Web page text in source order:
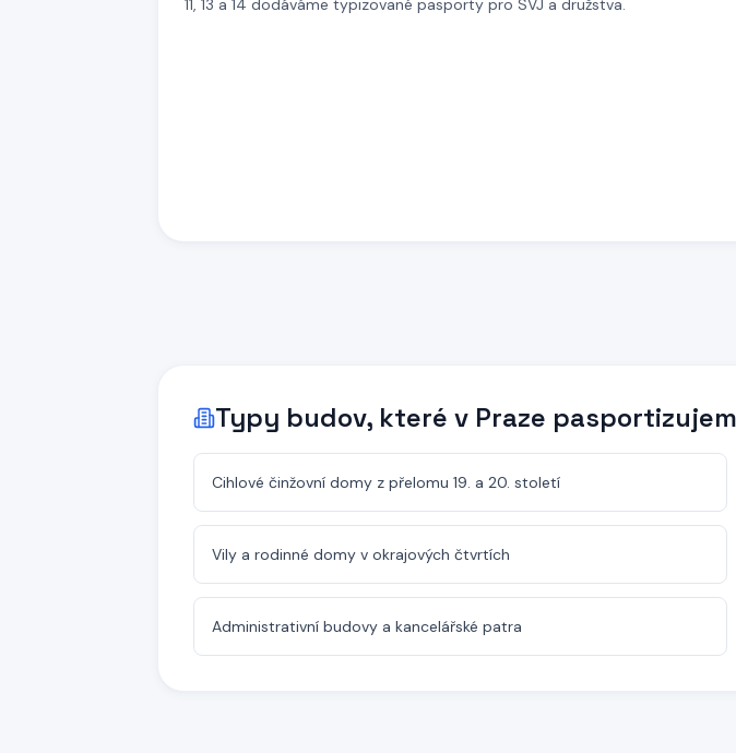
11, 13 a 14 dodáváme typizované pasporty pro SVJ a družstva.
Typy budov, které v Praze
Cihlové činžovní domy z přelomu 19. a 20. století
Vily a rodinné domy v okrajových čtvrtích
Administrativní budovy a kancelářské patra